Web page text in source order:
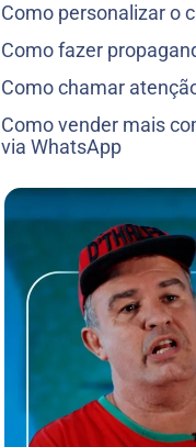
Como personalizar o
Como fazer
Como chamar
Como vender mais
via WhatsApp